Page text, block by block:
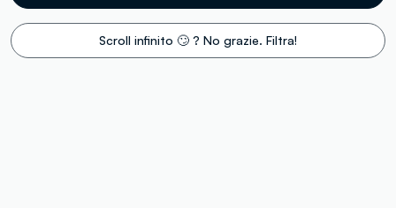
Scroll infinito 🙄 ? No grazie. Filtra!